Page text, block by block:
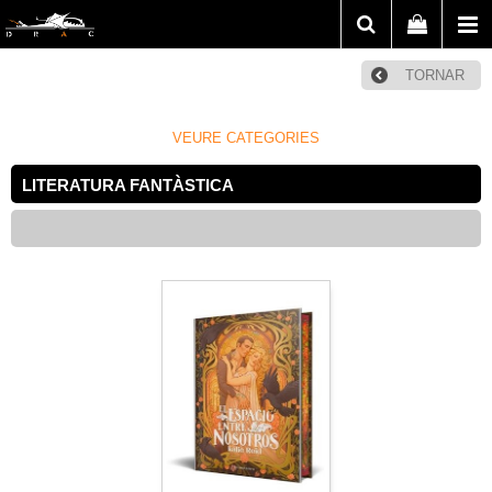
TORNAR
VEURE CATEGORIES
LITERATURA FANTÀSTICA